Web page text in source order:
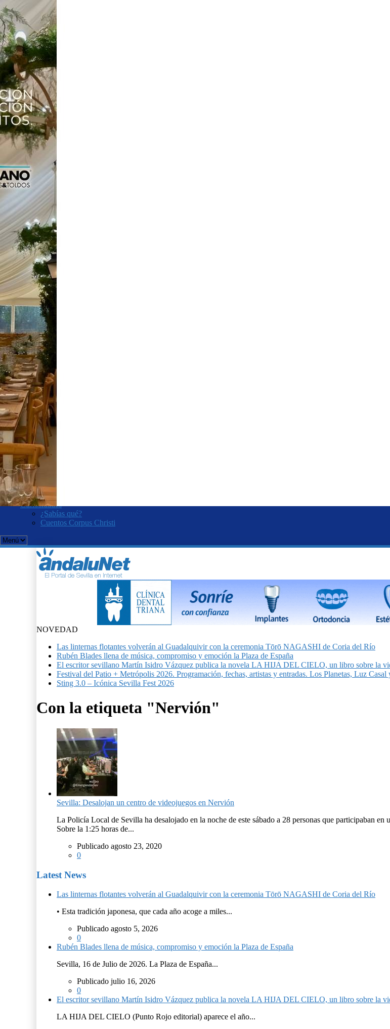
Inicio
Info & Turismo
Restaurantes en Sevilla
Bares de Tapas en Sevilla
Galería Comercial
Monumentos
Autobuses Urbanos
Autobuses Interurbanos
Recorridos Turísticos
Museos
Calendario de Fiestas
Consulados
Oficinas de Turismo
Toros
Ocio & Cultura
Cines
Actividades Infantiles
Exposiciones
Música & Conciertos
Teatro & Danza
Espectaculos
Ferias Sevilla
Festivales
Conferencias
Congresos & Convenciones
Concursos & Premios
Cursos & Talleres
Deportes
Eventos Empresariales
Fiestas Sevilla
Filmoteca / Cineclubs Sevilla
Presentaciones Sevilla
Especiales Sevilla
De Interés
Farmacias de Guardia
Hospitales
Universidades
Teléfonos de Interés
Mercadillos
Horarios de Misa
Cultos no Católicos
Itinerario Cabalgata de los Reyes Magos de Sevilla
Especiales
NAVIDAD EN SEVILLA 2025
Cabalgata Reyes Magos Sevilla
Guía de Nacimientos y Belenes en Sevilla
Feria de Abril
Semana Santa
Corpus Christi Sevilla
Romería del Rocío
Curro Romero
Salvador Távora
Curiosidades
¿Sabías qué?
Cuentos Corpus Christi
NOVEDAD
Las linternas flotantes volverán al Guadalquivir con la ceremonia Tōrō NAGASHI de Coria del Río
Rubén Blades llena de música, compromiso y emoción la Plaza de España
El escritor sevillano Martín Isidro Vázquez publica la novela LA HIJA DEL CIELO, un libro sobre la
Festival del Patio + Metrópolis 2026. Programación, fechas, artistas y entradas. Los Planetas, Luz
Sting 3.0 – Icónica Sevilla Fest 2026
Con la etiqueta "Nervión"
Sevilla: Desalojan un centro de videojuegos en Nervión
La Policía Local de Sevilla ha desalojado en la noche de este sábado a 28 personas que participaban
Sobre la 1:25 horas de...
Publicado agosto 23, 2020
0
Latest News
Las linternas flotantes volverán al Guadalquivir con la ceremonia Tōrō NAGASHI de Coria del Río
• Esta tradición japonesa, que cada año acoge a miles...
Publicado agosto 5, 2026
0
Rubén Blades llena de música, compromiso y emoción la Plaza de España
Sevilla, 16 de Julio de 2026. La Plaza de España...
Publicado julio 16, 2026
0
El escritor sevillano Martín Isidro Vázquez publica la novela LA HIJA DEL CIELO, un libro sobre la
LA HIJA DEL CIELO (Punto Rojo editorial) aparece el año...